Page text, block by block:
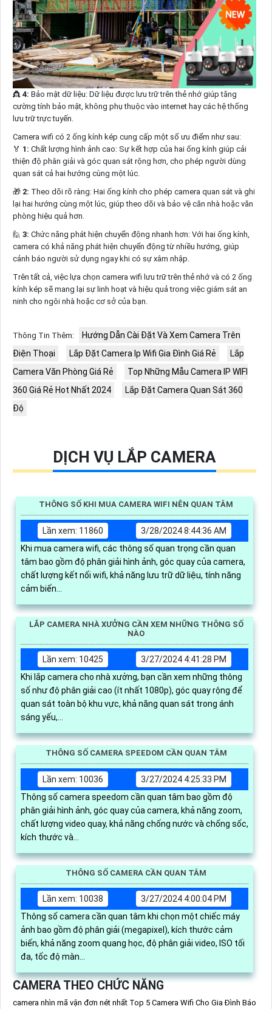
👸 4: Bảo mật dữ liệu: Dữ liệu được lưu trữ trên thẻ nhớ giúp tăng
cường tính bảo mật, không phụ thuộc vào internet hay các hệ thống
lưu trữ trực tuyến.
Camera wifi có 2 ống kính kép cung cấp một số ưu điểm như sau:
️🏅️ 1: Chất lượng hình ảnh cao: Sự kết hợp của hai ống kính giúp cải
thiện độ phân giải và góc quan sát rộng hơn, cho phép người dùng
quan sát cả hai hướng cùng một lúc.
🎁 2: Theo dõi rõ ràng: Hai ống kính cho phép camera quan sát và ghi
lại hai hướng cùng một lúc, giúp theo dõi và bảo vệ căn nhà hoặc văn
phòng hiệu quả hơn.
🙋 3: Chức năng phát hiện chuyển động nhanh hơn: Với hai ống kính,
camera có khả năng phát hiện chuyển động từ nhiều hướng, giúp
cảnh báo người sử dụng ngay khi có sự xâm nhập.
Trên tất cả, việc lựa chọn camera wifi lưu trữ trên thẻ nhớ và có 2 ống
kính kép sẽ mang lại sự linh hoạt và hiệu quả trong việc giám sát an
ninh cho ngôi nhà hoặc cơ sở của bạn.
Thông Tin Thêm:
Hướng Dẫn Cài Đặt Và Xem Camera Trên
Điện Thoại
Lắp Đặt Camera Ip Wifi Gia Đình Giá Rẻ
Lắp
Camera Văn Phòng Giá Rẻ
Top Những Mẫu Camera IP WIFI
360 Giá Rẻ Hot Nhất 2024
Lắp Đặt Camera Quan Sát 360
Độ
DỊCH VỤ LẮP CAMERA
THÔNG SỐ KHI MUA CAMERA WIFI NÊN QUAN TÂM
Lần xem: 11860
3/28/2024 8:44:36 AM
Khi mua camera wifi, các thông số quan trọng cần quan
tâm bao gồm độ phân giải hình ảnh, góc quay của camera,
chất lượng kết nối wifi, khả năng lưu trữ dữ liệu, tính năng
cảm biến...
LẮP CAMERA NHÀ XƯỞNG CẦN XEM NHỮNG THÔNG SỐ
NÀO
Lần xem: 10425
3/27/2024 4:41:28 PM
Khi lắp camera cho nhà xưởng, bạn cần xem những thông
số như độ phân giải cao (ít nhất 1080p), góc quay rộng để
quan sát toàn bộ khu vực, khả năng quan sát trong ánh
sáng yếu,...
THÔNG SỐ CAMERA SPEEDOM CẦN QUAN TÂM
Lần xem: 10036
3/27/2024 4:25:33 PM
Thông số camera speedom cần quan tâm bao gồm độ
phân giải hình ảnh, góc quay của camera, khả năng zoom,
chất lượng video quay, khả năng chống nước và chống sốc,
kích thước và...
THÔNG SỐ CAMERA CẦN QUAN TÂM
Lần xem: 10038
3/27/2024 4:00:04 PM
Thông số camera cần quan tâm khi chọn một chiếc máy
ảnh bao gồm độ phân giải (megapixel), kích thước cảm
biến, khả năng zoom quang học, độ phân giải video, ISO tối
đa, tốc độ màn...
CAMERA THEO CHỨC NĂNG
camera nhìn mã vận đơn nét nhất Top 5 Camera Wifi Cho Gia Đình Báo